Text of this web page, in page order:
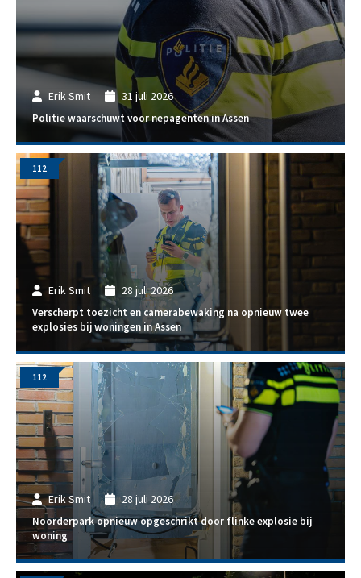
Erik Smit 31 juli 2026
Politie waarschuwt voor nepagenten in Assen
Erik Smit 28 juli 2026
Verscherpt toezicht en camerabewaking na opnieuw twee
explosies bij woningen in Assen
112
Erik Smit 28 juli 2026
Noorderpark opnieuw opgeschrikt door flinke explosie bij
woning
112